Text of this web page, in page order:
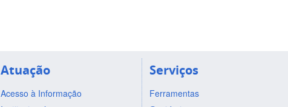
Atuação
Acesso à Informação
Serviços
Ferramentas